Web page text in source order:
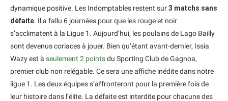
dynamique positive. Les Indomptables restent sur3 matchs sans
défaite. Il a fallu 6 journées pour que les rouge et noir
s’acclimatent à la Ligue 1. Aujourd’hui, les poulains de Lago Bailly
sont devenus coriaces à jouer. Bien qu’étant avant-dernier, Issia
Wazy est à seulement 2 pointsdu Sporting Club de Gagnoa,
premier club non relégable. Ce sera une affiche inédite dans notre
ligue 1. Les deux équipes s’affronteront pour la première fois de
leur histoire dans l’élite. La défaite est interdite pour chacune des